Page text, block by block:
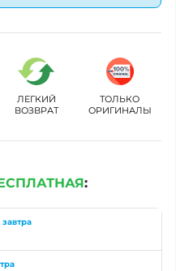
ЛЕГКИЙ
ВОЗВРАТ
ТОЛЬКО
ОРИГИНАЛЫ
:
завтра